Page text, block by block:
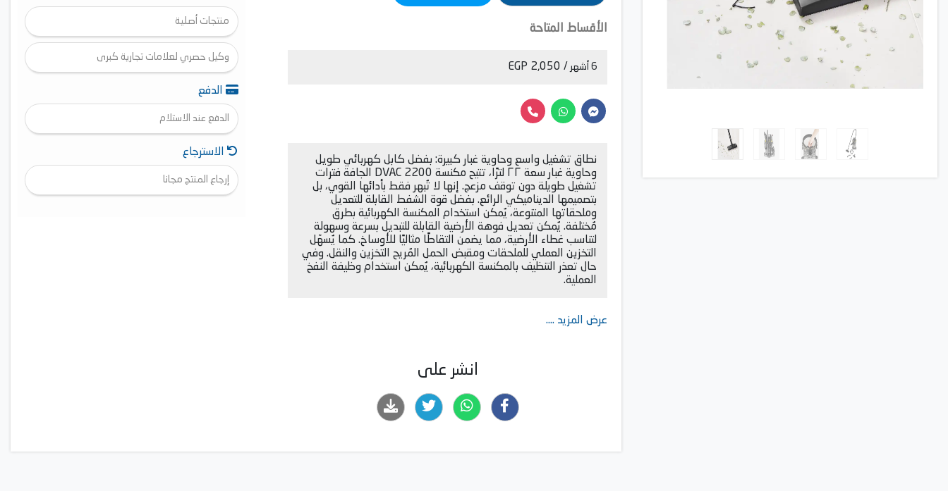
الأقساط المتاحة
6 أشهر / 2,050 EGP
نطاق تشغيل واسع وحاوية غبار كبيرة: بفضل كابل كهربائي طويل
وحاوية غبار سعة ٢٢ لترًا، تتيح مكنسة DVAC 2200 الجافة فترات
تشغيل طويلة دون توقف مزعج. إنها لا تُبهر فقط بأدائها القوي، بل
بتصميمها الديناميكي الرائع. بفضل قوة الشفط القابلة للتعديل
وملحقاتها المتنوعة، يُمكن استخدام المكنسة الكهربائية بطرق
مُختلفة. يُمكن تعديل فوهة الأرضية القابلة للتبديل بسرعة وسهولة
لتناسب غطاء الأرضية، مما يضمن التقاطًا مثاليًا للأوساخ. كما يُسهّل
التخزين العملي للملحقات ومقبض الحمل المُريح التخزين والنقل. وفي
حال تعذر التنظيف بالمكنسة الكهربائية، يُمكن استخدام وظيفة النفخ
العملية.
عرض المزيد ....
انشر على
منتجات أصلية
وكيل حصري لعلامات تجارية كبرى
الدفع
الدفع عند الاستلام
الاسترجاع
إرجاع المنتج مجانا